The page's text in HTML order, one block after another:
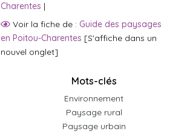
Charentes |
Voir la fiche de : Guide des paysages
en Poitou-Charentes [S'affiche dans un
nouvel onglet]
Mots-clés
Environnement
Paysage rural
Paysage urbain